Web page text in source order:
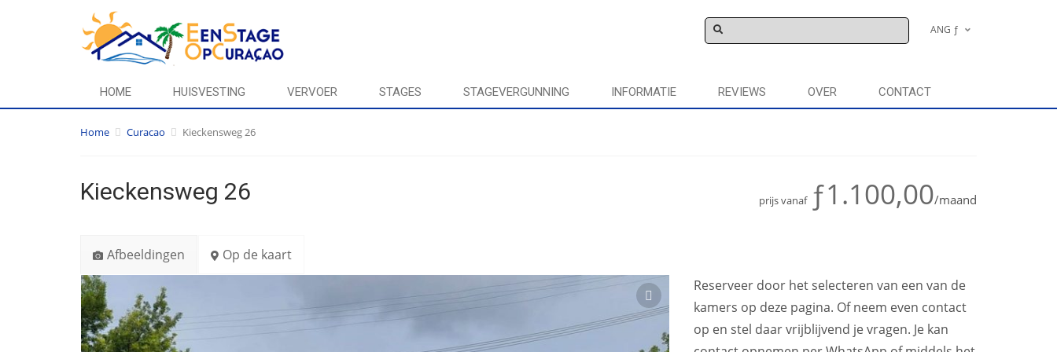
ANG ƒ
HOME HUISVESTING VERVOER STAGES STAGEVERGUNNING INFORMATIE REVIEWS OVER CONTACT
Home Curacao Kieckensweg 26
Kieckensweg 26 prijs vanaf ƒ1.100,00/maand
Afbeeldingen
Op de kaart
Reserveer door het selecteren van een van de
kamers op deze pagina. Of neem even contact
op en stel daar vrijblijvend je vragen. Je kan